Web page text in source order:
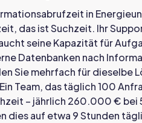
in
das ist Suchzeit. Ihr
seine Kapazität für
Datenbanken nach
Sie mehrfach für dieselbe
Team, das täglich 100
– jährlich 260.000 €
dies auf etwa 9 Stunden